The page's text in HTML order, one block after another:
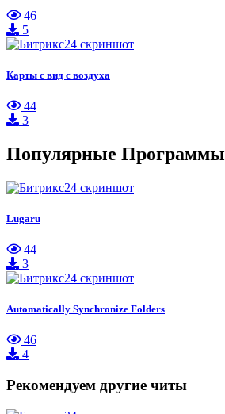
46
5
Карты с вид с воздуха
44
3
Популярные Программы
Lugaru
44
3
Automatically Synchronize Folders
46
4
Рекомендуем другие читы